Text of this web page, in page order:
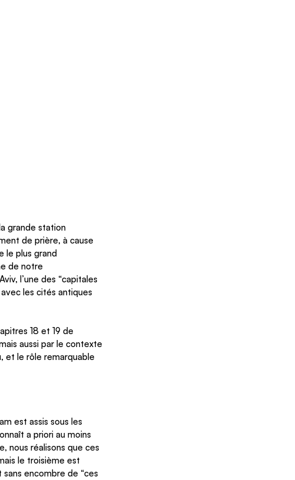
grande station
de prière, à cause
le plus grand
de notre
l’une des “capitales
les cités antiques
18 et 19 de
aussi par le contexte
et le rôle remarquable
est assis sous les
a priori au moins
nous réalisons que ces
le troisième est
encombre de “ces